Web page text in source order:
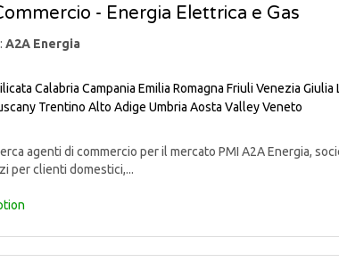
- Energia Elettrica e Gas
A2A Energia
Calabria Campania Emilia Romagna Friuli Venezia Giulia
Trentino Alto Adige Umbria Aosta ValleyVeneto
agenti di commercio per il mercato PMI A2A Energia,
per clienti domestici,...